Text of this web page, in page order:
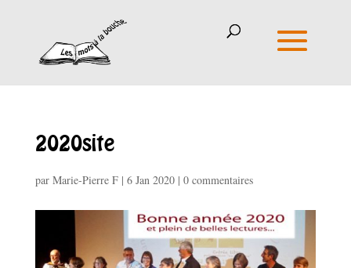
2020site
par Marie-Pierre F| 6 Jan 2020| 0 commentaires